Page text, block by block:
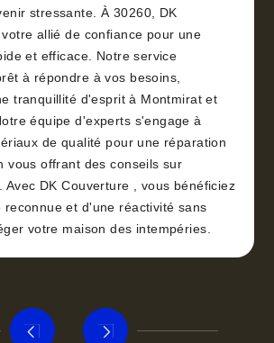
stressante. À 30260, DK
allié de confiance pour une
et efficace. Notre service
à répondre à vos besoins,
tranquillité d'esprit à Montmirat et
équipe d'experts s'engage à
de qualité pour une réparation
vous offrant des conseils sur
Avec DK Couverture , vous bénéficiez
reconnue et d'une réactivité sans
votre maison des intempéries.